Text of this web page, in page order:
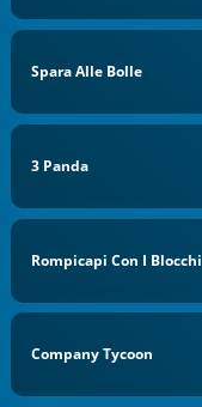
Spara Alle Bolle
3 Panda
Rompicapi Con I Blocchi
Company Tycoon